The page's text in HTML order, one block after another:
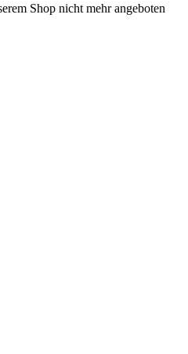
Shop nicht mehr angeboten